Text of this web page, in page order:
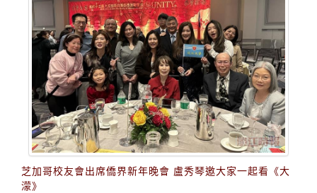
芝加哥校友會出席僑界新年晚會 盧秀琴邀大家一起看《大
濛》